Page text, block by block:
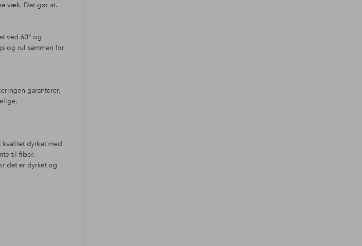
væk. Det gør at
ved 60° og
og rul sammen for
garanterer,
dyrket med
til fiber.
det er dyrket og